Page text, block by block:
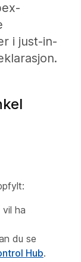
i just-in-
ha
du se
Hub.